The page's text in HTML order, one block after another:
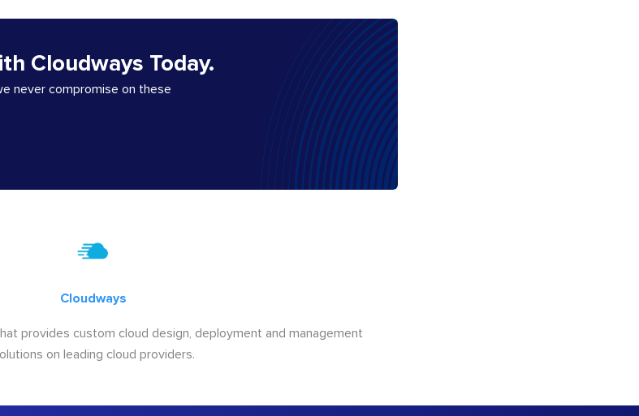
Cloudways Today.
never compromise on these
Cloudways
provides custom cloud design, deployment and management
on leading cloud providers.